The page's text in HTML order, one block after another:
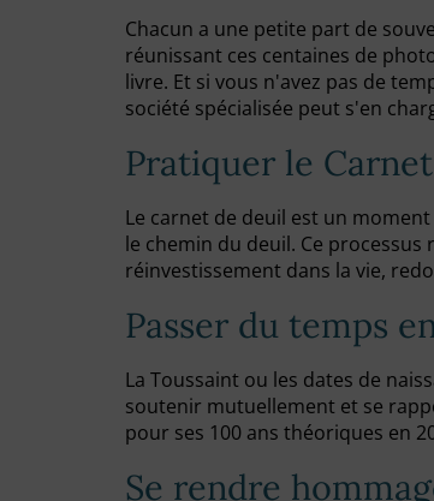
Chacun a une petite part de
réunissant ces centaines de
livre. Et si vous n'avez pas de
société spécialisée peut s'en
Pratiquer le
Le carnet de deuil est un
le chemin du deuil. Ce
réinvestissement dans la vie,
Passer du temps
La Toussaint ou les dates de
soutenir mutuellement et se
pour ses 100 ans théoriques en
Se rendre